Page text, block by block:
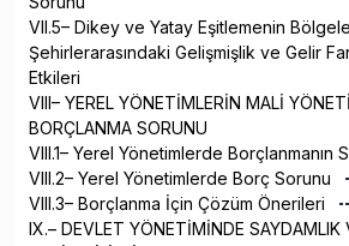
VII.5– Dikey ve Yatay Eşitlemenin
Şehirlerarasındaki Gelişmişlik ve Gelir
Etkileri
VIII– YEREL YÖNETİMLERİN MALİ
BORÇLANMA SORUNU
VIII.1– Yerel Yönetimlerde Borçlanmanın
VIII.2– Yerel Yönetimlerde Borç Sorunu
VIII.3– Borçlanma İçin Çözüm Önerileri
IX.– DEVLET YÖNETİMİNDE SAYDAMLIK